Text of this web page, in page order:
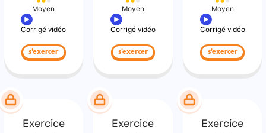
Moyen
Corrigé vidéo
s'exercer
Moyen
Corrigé vidéo
s'exercer
Moyen
Corrigé vidéo
s'exercer
Exercice Exercice Exercice